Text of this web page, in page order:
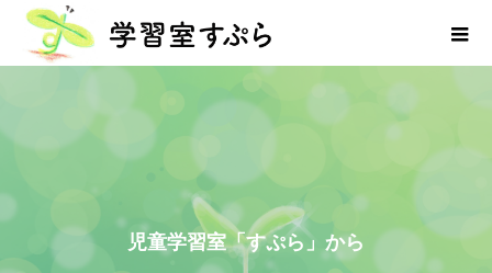
児童学習室「すぷら」 からの